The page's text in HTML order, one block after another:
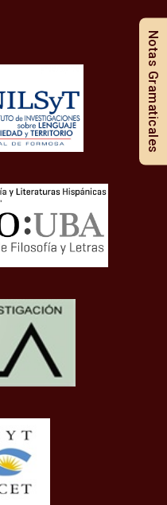
Notas Gramaticales